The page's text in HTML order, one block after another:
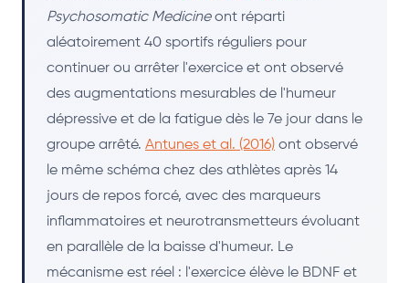
Psychosomatic Medicineont réparti
aléatoirement 40 sportifs réguliers pour
continuer ou arrêter l'exercice et ont observé
des augmentations mesurables de l'humeur
dépressive et de la fatigue dès le 7e jour dans le
groupe arrêté. Antunes et al. (2016) ont observé
le même schéma chez des athlètes après 14
jours de repos forcé, avec des marqueurs
inflammatoires et neurotransmetteurs évoluant
en parallèle de la baisse d'humeur. Le
mécanisme est réel : l'exercice élève le BDNF et